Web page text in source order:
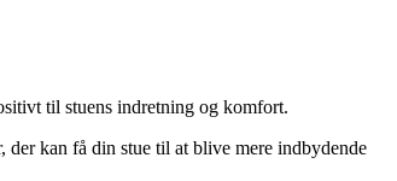
til stuens indretning og komfort.
der kan få din stue til at blive mere indbydende